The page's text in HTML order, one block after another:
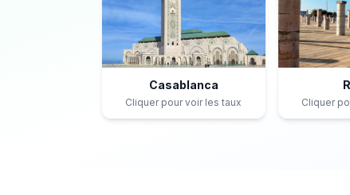
Casablanca
Cliquer pour voir les taux Cliquer